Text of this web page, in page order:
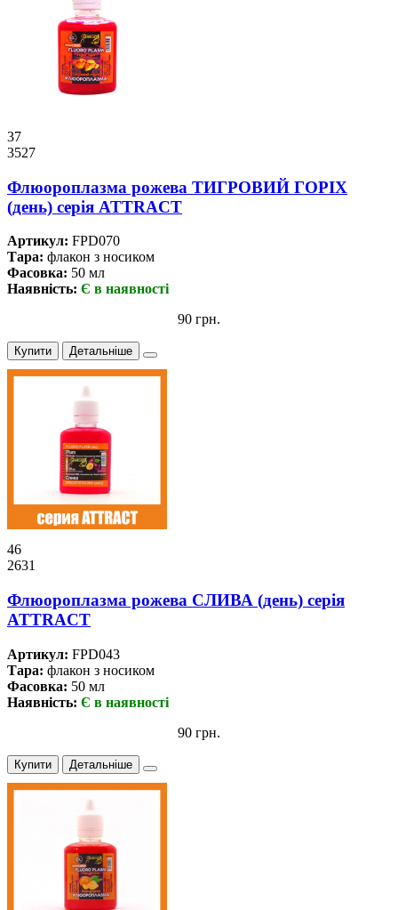
37
3527
Флюороплазма рожева ТИГРОВИЙ ГОРІХ
(день) серiя ATTRACT
Артикул: FPD070
Тара: флакон з носиком
Фасовка: 50 мл
Наявність: Є в наявності
90 грн.
Купити Детальніше
46
2631
Флюороплазма рожева СЛИВА (день) серiя
ATTRACT
Артикул: FPD043
Тара: флакон з носиком
Фасовка: 50 мл
Наявність: Є в наявності
90 грн.
Купити Детальніше